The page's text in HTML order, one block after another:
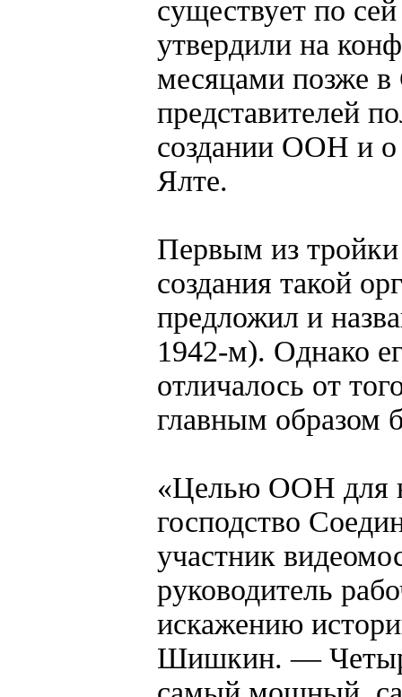
существует по
утвердили на
месяцами позже в
представителей
создании ООН и о
Ялте.
Первым из
создания такой
предложил и
1942-м). Однако
отличалось от
главным образом
«Целью ООН для
господство
участник
руководитель
искажению
Шишкин. —